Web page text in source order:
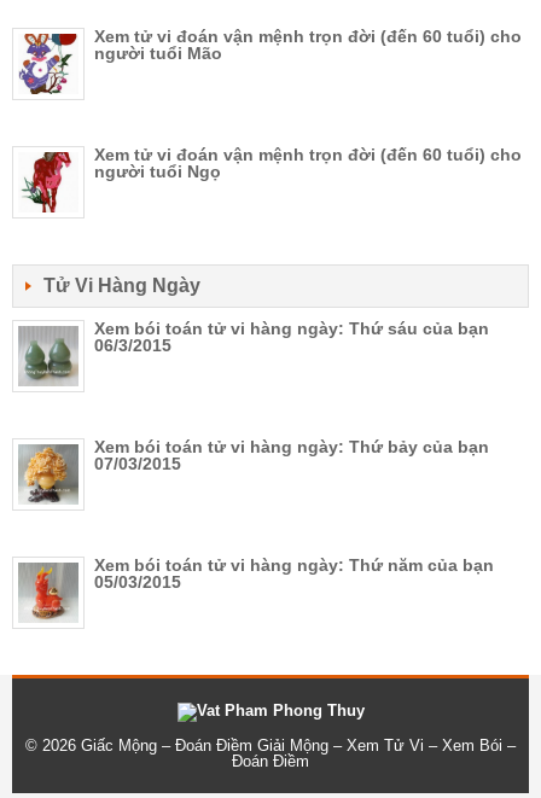
Xem tử vi đoán vận mệnh trọn đời (đến 60 tuổi) cho
người tuổi Mão
Xem tử vi đoán vận mệnh trọn đời (đến 60 tuổi) cho
người tuổi Ngọ
Tử Vi Hàng Ngày
Xem bói toán tử vi hàng ngày: Thứ sáu của bạn
06/3/2015
Xem bói toán tử vi hàng ngày: Thứ bảy của bạn
07/03/2015
Xem bói toán tử vi hàng ngày: Thứ năm của bạn
05/03/2015
© 2026 Giấc Mộng – Đoán Điềm Giải Mộng – Xem Tử Vi – Xem Bói –
Đoán Điềm